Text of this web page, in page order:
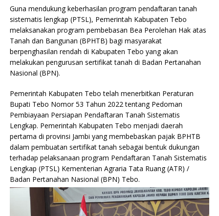
Guna mendukung keberhasilan program pendaftaran tanah
sistematis lengkap (PTSL), Pemerintah Kabupaten Tebo
melaksanakan program pembebasan Bea Perolehan Hak atas
Tanah dan Bangunan (BPHTB) bagi masyarakat
berpenghasilan rendah di Kabupaten Tebo yang akan
melakukan pengurusan sertifikat tanah di Badan Pertanahan
Nasional (BPN).
Pemerintah Kabupaten Tebo telah menerbitkan Peraturan
Bupati Tebo Nomor 53 Tahun 2022 tentang Pedoman
Pembiayaan Persiapan Pendaftaran Tanah Sistematis
Lengkap. Pemerintah Kabupaten Tebo menjadi daerah
pertama di provinsi Jambi yang membebaskan pajak BPHTB
dalam pembuatan sertifikat tanah sebagai bentuk dukungan
terhadap pelaksanaan program Pendaftaran Tanah Sistematis
Lengkap (PTSL) Kementerian Agraria Tata Ruang (ATR) /
Badan Pertanahan Nasional (BPN) Tebo.